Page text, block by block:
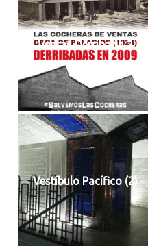
Ventas Derribada 2
Vestíbulo Pacífico (2)